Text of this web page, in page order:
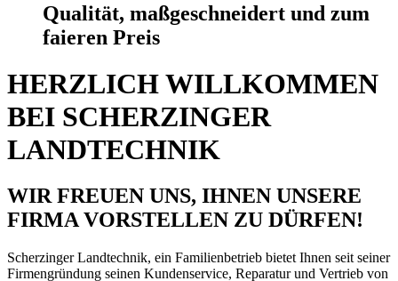
Qualität, maßgeschneidert und zum
faieren Preis
HERZLICH WILLKOMMEN
BEI SCHERZINGER
LANDTECHNIK
WIR FREUEN UNS, IHNEN UNSERE
FIRMA VORSTELLEN ZU DÜRFEN!
Scherzinger Landtechnik, ein Familienbetrieb bietet Ihnen seit seiner
Firmengründung seinen Kundenservice, Reparatur und Vertrieb von